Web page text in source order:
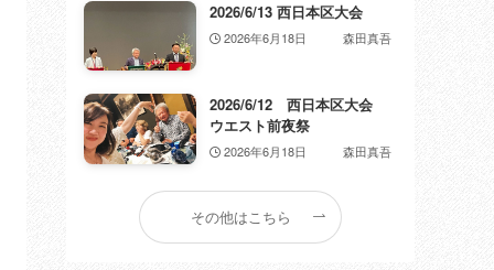
2026/6/13 西日本区大会
2026年6月18日 森田真吾
2026/6/12 西日本区大会
ウエスト前夜祭
2026年6月18日 森田真吾
その他はこちら